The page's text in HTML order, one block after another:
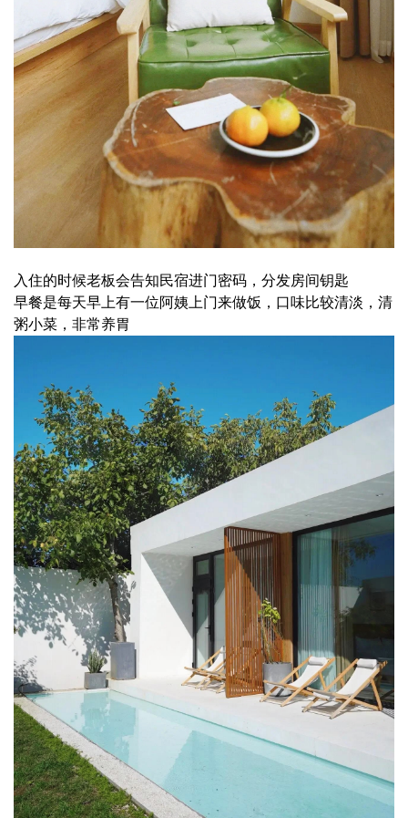
入住的时候老板会告知民宿进门密码，分发房间钥匙
早餐是每天早上有一位阿姨上门来做饭，口味比较清淡，清
粥小菜，非常养胃